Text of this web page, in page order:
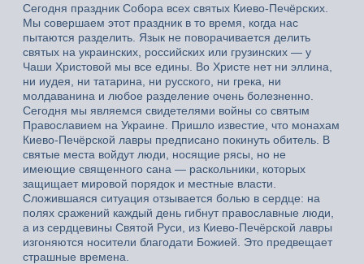
Сегодня праздник Собора всех святых Киево-Печёрских.
Мы совершаем этот праздник в то время, когда нас
пытаются разделить. Язык не поворачивается делить
святых на украинских, российских или грузинских — у
Чаши Христовой мы все едины. Во Христе нет ни эллина,
ни иудея, ни татарина, ни русского, ни грека, ни
молдаванина и любое разделение очень болезненно.
Сегодня мы являемся свидетелями войны со святым
Православием на Украине. Пришло известие, что монахам
Киево-Печёрской лавры предписано покинуть обитель. В
святые места войдут люди, носящие рясы, но не
имеющие священного сана — раскольники, которых
защищает мировой порядок и местные власти.
Сложившаяся ситуация отзывается болью в сердце: на
полях сражений каждый день гибнут православные люди,
а из сердцевины Святой Руси, из Киево-Печёрской лавры
изгоняются носители благодати Божией. Это предвещает
страшные времена.